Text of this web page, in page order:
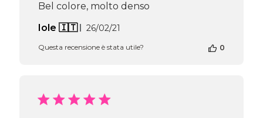
Mon
2024
Bel colore, molto denso
Iole 🇮🇹
Data
pubblicazione
26/02/21
Questa recensione è stata utile? 0